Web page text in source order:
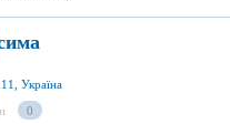
Україна
0